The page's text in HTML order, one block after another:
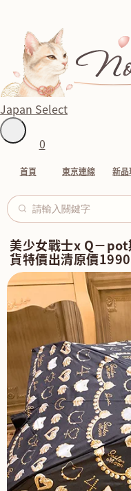
Japan Select
0
首頁 東京連線 新
美少女戰士x Q－
貨特價出清原價1990